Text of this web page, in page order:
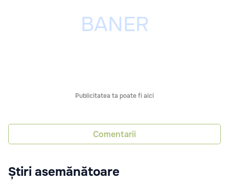
Publicitatea ta poate fi aici
Comentarii
Știri asemănătoare